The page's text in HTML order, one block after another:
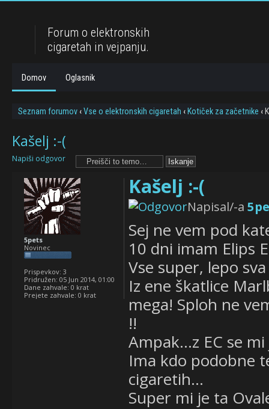
Forum o elektronskih
cigaretah in vejpanju.
Domov Oglasnik
Seznam forumov ‹Vse o elektronskih cigaretah ‹ Kotiček za začetnike ‹
Kašelj :-(
Napiši odgovor
Kašelj :-(
Napisal/-a
Sej ne vem pod
10 dni imam Elips
Vse super, lepo
Iz ene škatlice
mega! Sploh ne
!!
Ampak...z EC se
Ima kdo podobne
cigaretih...
Super mi je ta
5pets
Novinec
Prispevkov: 3
Pridružen: 05 Jun 2014, 01:00
Dane zahvale: 0 krat
Prejete zahvale: 0 krat